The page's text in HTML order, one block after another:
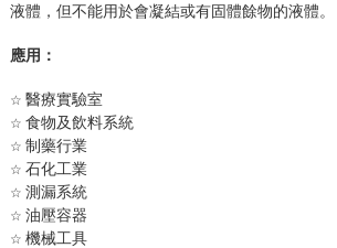
液體，但不能用於會凝結或有固體餘物的液體。
應用：
☆ 醫療實驗室
☆ 食物及飲料系統
☆ 制藥行業
☆ 石化工業
☆ 測漏系統
☆ 油壓容器
☆ 機械工具